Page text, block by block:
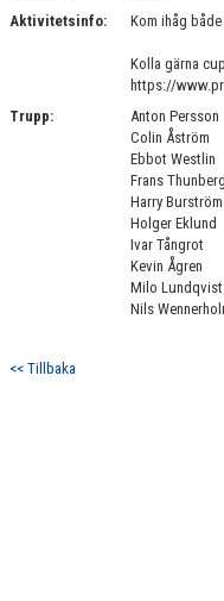
BILDGALLERI
Aktivitetsinfo:
Kom ihåg
Kolla gärna
https://
Trupp:
Anton Persson
Colin Åström
Ebbot Westlin
Frans Thunberg
Harry Burström
Holger Eklund
Ivar Tångrot
Kevin Ågren
Milo
Nils
<< Tillbaka